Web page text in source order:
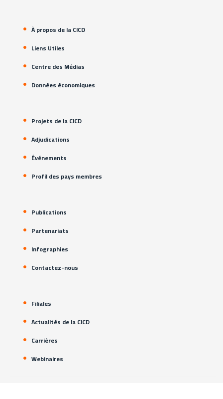
À propos de la CICD
Liens Utiles
Centre des Médias
Données économiques
Projets de la CICD
Adjudications
Événements
Profil des pays membres
Publications
Partenariats
Infographies
Contactez-nous
Filiales
Actualités de la CICD
Carrières
Webinaires